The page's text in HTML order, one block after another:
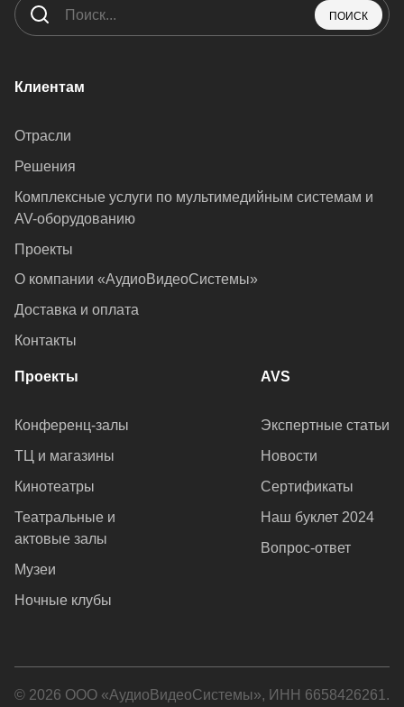
ПОИСК
Клиентам
Отрасли
Решения
Комплексные услуги по мультимедийным системам и
AV-оборудованию
Проекты
О компании «АудиоВидеоСистемы»
Доставка и оплата
Контакты
Проекты
Конференц-залы
ТЦ и магазины
Кинотеатры
Театральные и
актовые залы
Музеи
Ночные клубы
AVS
Экспертные статьи
Новости
Сертификаты
Наш буклет 2024
Вопрос-ответ
© 2026 ООО «АудиоВидеоСистемы», ИНН 6658426261.